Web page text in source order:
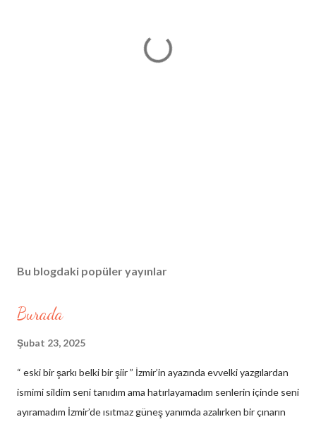
Bu blogdaki popüler yayınlar
Burada
Şubat 23, 2025
“ eski bir şarkı belki bir şiir ” İzmir’in ayazında evvelki yazgılardan
ismimi sildim seni tanıdım ama hatırlayamadım senlerin içinde seni
ayıramadım İzmir’de ısıtmaz güneş yanımda azalırken bir çınarın